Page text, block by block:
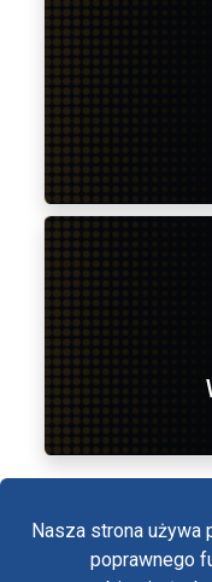
Nasza strona używa
poprawnego